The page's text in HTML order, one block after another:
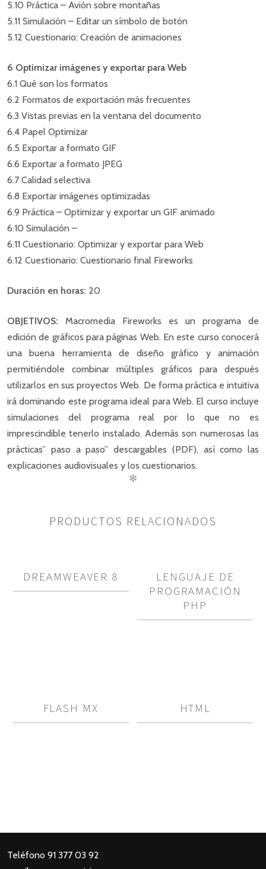
5.10 Práctica – Avión sobre montañas
5.11 Simulación – Editar un símbolo de botón
5.12 Cuestionario: Creación de animaciones
6 Optimizar imágenes y exportar para Web
6.1 Qué son los formatos
6.2 Formatos de exportación más frecuentes
6.3 Vistas previas en la ventana del documento
6.4 Papel Optimizar
6.5 Exportar a formato GIF
6.6 Exportar a formato JPEG
6.7 Calidad selectiva
6.8 Exportar imágenes optimizadas
6.9 Práctica – Optimizar y exportar un GIF animado
6.10 Simulación –
6.11 Cuestionario: Optimizar y exportar para Web
6.12 Cuestionario: Cuestionario final Fireworks
Duración en horas: 20
OBJETIVOS: Macromedia Fireworks es un programa de
edición de gráficos para páginas Web. En este curso conocerá
una buena herramienta de diseño gráfico y animación
permitiéndole combinar múltiples gráficos para después
utilizarlos en sus proyectos Web. De forma práctica e intuitiva
irá dominando este programa ideal para Web. El curso incluye
simulaciones del programa real por lo que no es
imprescindible tenerlo instalado. Además son numerosas las
prácticas” paso a paso” descargables (PDF), así como las
explicaciones audiovisuales y los cuestionarios.
✻
PRODUCTOS RELACIONADOS
DREAMWEAVER 8
LENGUAJE DE
PROGRAMACIÓN
PHP
FLASH MX HTML
Teléfono 91 377 03 92